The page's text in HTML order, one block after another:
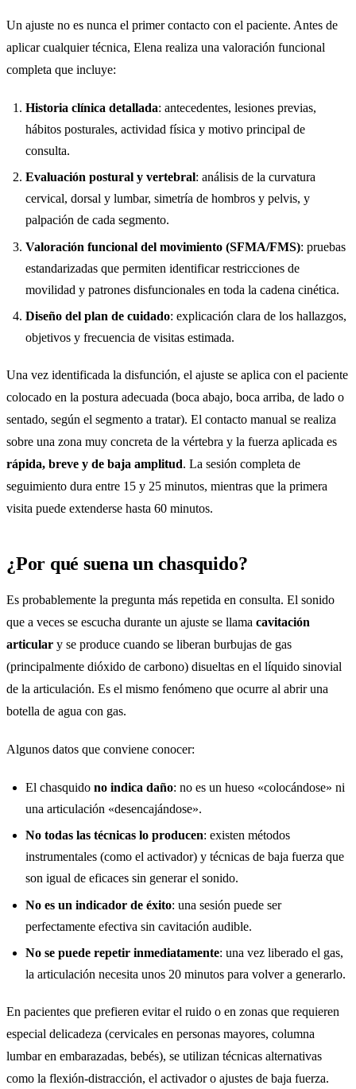
Un ajuste no es nunca el primer contacto con el paciente. Antes de
aplicar cualquier técnica, Elena realiza una valoración funcional
completa que incluye:
Historia clínica detallada: antecedentes, lesiones previas,
hábitos posturales, actividad física y motivo principal de
consulta.
Evaluación postural y vertebral: análisis de la curvatura
cervical, dorsal y lumbar, simetría de hombros y pelvis, y
palpación de cada segmento.
Valoración funcional del movimiento (SFMA/FMS): pruebas
estandarizadas que permiten identificar restricciones de
movilidad y patrones disfuncionales en toda la cadena cinética.
Diseño del plan de cuidado: explicación clara de los hallazgos,
objetivos y frecuencia de visitas estimada.
Una vez identificada la disfunción, el ajuste se aplica con el paciente
colocado en la postura adecuada (boca abajo, boca arriba, de lado o
sentado, según el segmento a tratar). El contacto manual se realiza
sobre una zona muy concreta de la vértebra y la fuerza aplicada es
rápida, breve y de baja amplitud. La sesión completa de
seguimiento dura entre 15 y 25 minutos, mientras que la primera
visita puede extenderse hasta 60 minutos.
¿Por qué suena un chasquido?
Es probablemente la pregunta más repetida en consulta. El sonido
que a veces se escucha durante un ajuste se llama cavitación
articular y se produce cuando se liberan burbujas de gas
(principalmente dióxido de carbono) disueltas en el líquido sinovial
de la articulación. Es el mismo fenómeno que ocurre al abrir una
botella de agua con gas.
Algunos datos que conviene conocer:
El chasquido no indica daño: no es un hueso «colocándose» ni
una articulación «desencajándose».
No todas las técnicas lo producen: existen métodos
instrumentales (como el activador) y técnicas de baja fuerza que
son igual de eficaces sin generar el sonido.
No es un indicador de éxito: una sesión puede ser
perfectamente efectiva sin cavitación audible.
No se puede repetir inmediatamente: una vez liberado el gas,
la articulación necesita unos 20 minutos para volver a generarlo.
En pacientes que prefieren evitar el ruido o en zonas que requieren
especial delicadeza (cervicales en personas mayores, columna
lumbar en embarazadas, bebés), se utilizan técnicas alternativas
como la flexión-distracción, el activador o ajustes de baja fuerza.